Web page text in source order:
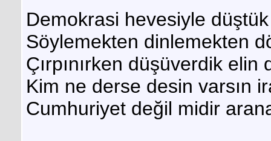
Demokrasi hevesiyle
Söylemekten dinlemekten
Çırpınırken düşüverdik
Kim ne derse desin varsın
Cumhuriyet değil midir